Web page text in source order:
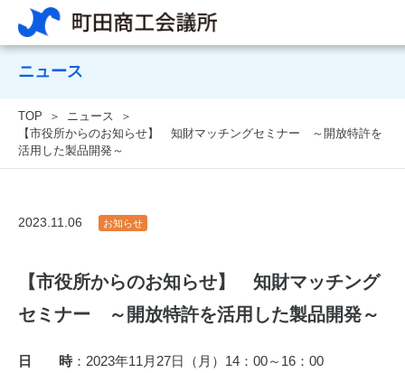
ニュース
TOP
ニュース
【市役所からのお知らせ】 知財マッチングセミナー ～開放特許を
活用した製品開発～
2023.11.06 お知らせ
【市役所からのお知らせ】 知財マッチング
セミナー ～開放特許を活用した製品開発～
日 時： 2023年11 月 27日（月） 14 ： 00～ 16 ： 00